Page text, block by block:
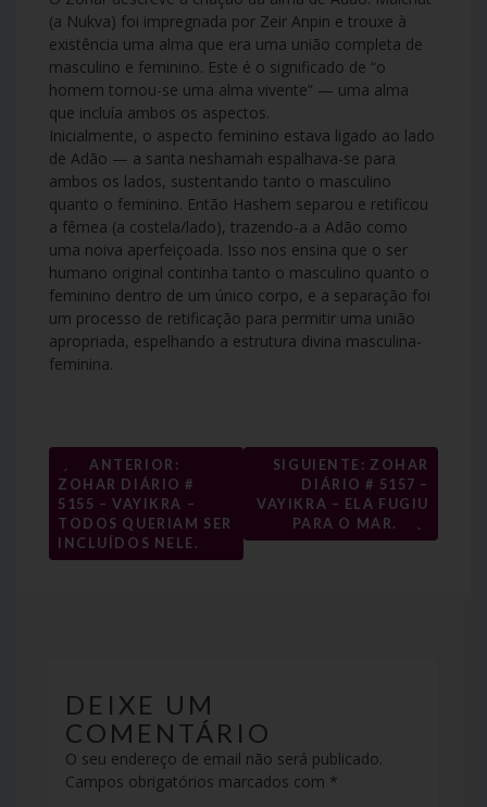
(a Nukva) foi impregnada por Zeir Anpin e trouxe à
existência uma alma que era uma união completa de
masculino e feminino. Este é o significado de “o
homem tornou-se uma alma vivente” — uma alma
que incluía ambos os aspectos.
Inicialmente, o aspecto feminino estava ligado ao lado
de Adão — a santa neshamah espalhava-se para
ambos os lados, sustentando tanto o masculino
quanto o feminino. Então Hashem separou e retificou
a fêmea (a costela/lado), trazendo-a a Adão como
uma noiva aperfeiçoada. Isso nos ensina que o ser
humano original continha tanto o masculino quanto o
feminino dentro de um único corpo, e a separação foi
um processo de retificação para permitir uma união
apropriada, espelhando a estrutura divina masculina-
feminina.
Navegação
de
artigos
←
ANTERIOR:
ZOHAR DIÁRIO #
5155 – VAYIKRA –
TODOS QUERIAM SER
INCLUÍDOS NELE.
SIGUIENTE: ZOHAR
DIÁRIO # 5157 –
VAYIKRA – ELA FUGIU
PARA O MAR.
→
DEIXE UM
COMENTÁRIO
O seu endereço de email não será publicado.
Campos obrigatórios marcados com *